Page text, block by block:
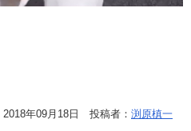
2018年09月18日 投稿者： 渕原槙一